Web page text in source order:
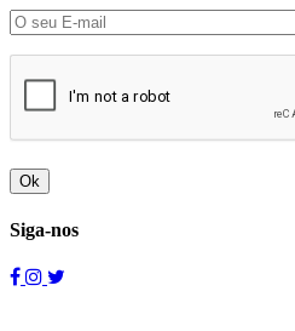
Ok
Siga-nos